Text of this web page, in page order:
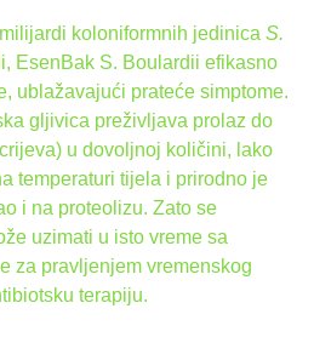
koloniformnih jedinica S.
EsenBak S. Boulardii efikasno
ublažavajući prateće simptome.
gljivica preživljava prolaz do
u dovoljnoj količini, lako
temperaturi tijela i prirodno je
i na proteolizu. Zato se
uzimati u isto vreme sa
za pravljenjem vremenskog
terapiju.